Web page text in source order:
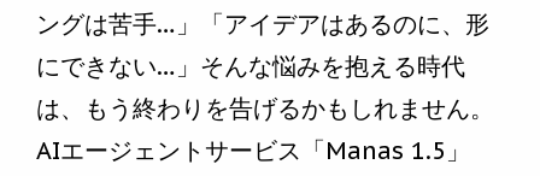
ングは苦手…」「アイデアはあるのに、形
にできない…」そんな悩みを抱える時代
は、もう終わりを告げるかもしれません。
AIエージェントサービス「Manas 1.5」